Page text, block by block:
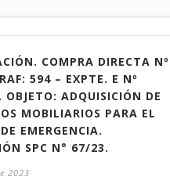
COMPRA DIRECTA Nº
594 – EXPTE. E Nº
ADQUISICIÓN DE
MOBILIARIOS PARA EL
EMERGENCIA.
SPC N° 67/23.
2023